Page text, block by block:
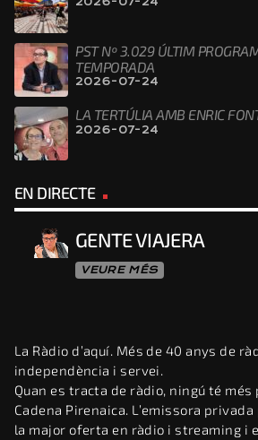
PST Nº 3.029 ÚLTIM
TEMPORADA
2026-07-24
LA TERTÚLIA AMB ENRIC
2026-07-24
EN DIRECTE
GENTE VIAJERA
VEURE MÉS
La Ràdio d’aquí. Més de 40 anys de
independència i servei.
Quan es tracta de ràdio, ningú té més
Cadena Pirenaica. L’emissora
la major oferta en ràdio i streaming i